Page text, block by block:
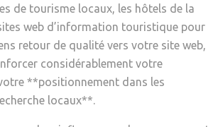
de tourisme locaux, les hôtels de la
web d’information touristique pour
retour de qualité vers votre site web,
considérablement votre
**positionnement dans les
locaux**.